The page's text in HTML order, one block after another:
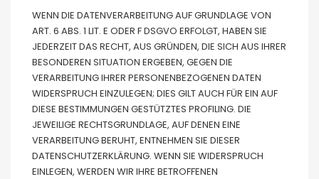
WENN DIE DATENVERARBEITUNG AUF GRUNDLAGE VON
ART. 6 ABS. 1 LIT. E ODER F DSGVO ERFOLGT, HABEN SIE
JEDERZEIT DAS RECHT, AUS GRÜNDEN, DIE SICH AUS IHRER
BESONDEREN SITUATION ERGEBEN, GEGEN DIE
VERARBEITUNG IHRER PERSONENBEZOGENEN DATEN
WIDERSPRUCH EINZULEGEN; DIES GILT AUCH FÜR EIN AUF
DIESE BESTIMMUNGEN GESTÜTZTES PROFILING. DIE
JEWEILIGE RECHTSGRUNDLAGE, AUF DENEN EINE
VERARBEITUNG BERUHT, ENTNEHMEN SIE DIESER
DATENSCHUTZERKLÄRUNG. WENN SIE WIDERSPRUCH
EINLEGEN, WERDEN WIR IHRE BETROFFENEN